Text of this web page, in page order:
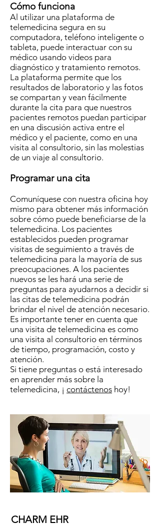
Cómo funciona
Al utilizar una plataforma de
telemedicina segura en su
computadora, teléfono inteligente o
tableta, puede interactuar con su
médico usando videos para
diagnóstico y tratamiento remotos.
La plataforma permite que los
resultados de laboratorio y las fotos
se compartan y vean fácilmente
durante la cita para que nuestros
pacientes remotos puedan participar
en una discusión activa entre el
médico y el paciente, como en una
visita al consultorio, sin las molestias
de un viaje al consultorio.
Programar una cita
Comuníquese con nuestra oficina hoy
mismo para obtener más información
sobre cómo puede beneficiarse de la
telemedicina. Los pacientes
establecidos pueden programar
visitas de seguimiento a través de
telemedicina para la mayoría de sus
preocupaciones. A los pacientes
nuevos se les hará una serie de
preguntas para ayudarnos a decidir si
las citas de telemedicina podrán
brindar el nivel de atención necesario.
Es importante tener en cuenta que
una visita de telemedicina es como
una visita al consultorio en términos
de tiempo, programación, costo y
atención.
Si tiene preguntas o está interesado
en aprender más sobre la
telemedicina, ¡ contáctenos hoy!
CHARM EHR